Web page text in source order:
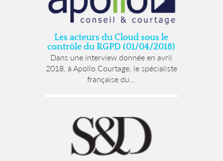
Les acteurs du Cloud sous le
contrôle du RGPD (01/04/2018)
Dans une interview donnée en avril
2018, à Apollo Courtage, le spécialiste
française du...